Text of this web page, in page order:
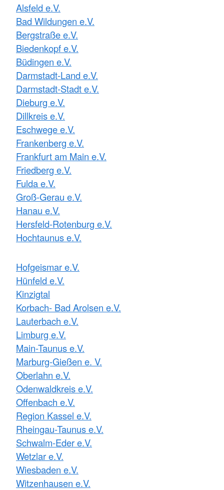
Alsfeld e.V.
Bad Wildungen e.V.
Bergstraße e.V.
Biedenkopf e.V.
Büdingen e.V.
Darmstadt-Land e.V.
Darmstadt-Stadt e.V.
Dieburg e.V.
Dillkreis e.V.
Eschwege e.V.
Frankenberg e.V.
Frankfurt am Main e.V.
Friedberg e.V.
Fulda e.V.
Groß-Gerau e.V.
Hanau e.V.
Hersfeld-Rotenburg e.V.
Hochtaunus e.V.
Hofgeismar e.V.
Hünfeld e.V.
Kinzigtal
Korbach- Bad Arolsen e.V.
Lauterbach e.V.
Limburg e.V.
Main-Taunus e.V.
Marburg-Gießen e. V.
Oberlahn e.V.
Odenwaldkreis e.V.
Offenbach e.V.
Region Kassel e.V.
Rheingau-Taunus e.V.
Schwalm-Eder e.V.
Wetzlar e.V.
Wiesbaden e.V.
Witzenhausen e.V.